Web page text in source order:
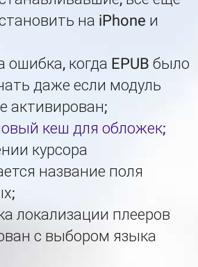
на iPhone и
ошибка, когда EPUB было
даже если модуль
активирован;
кеш для обложек;
курсора
название поля
локализации плееров
с выбором языка